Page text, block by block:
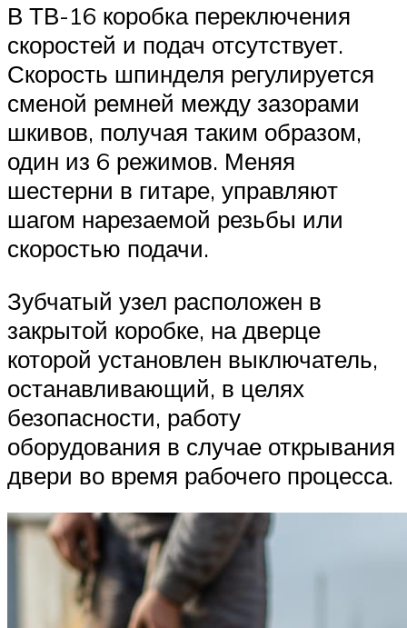
В ТВ-16 коробка переключения
скоростей и подач отсутствует.
Скорость шпинделя регулируется
сменой ремней между зазорами
шкивов, получая таким образом,
один из 6 режимов. Меняя
шестерни в гитаре, управляют
шагом нарезаемой резьбы или
скоростью подачи.
Зубчатый узел расположен в
закрытой коробке, на дверце
которой установлен выключатель,
останавливающий, в целях
безопасности, работу
оборудования в случае открывания
двери во время рабочего процесса.